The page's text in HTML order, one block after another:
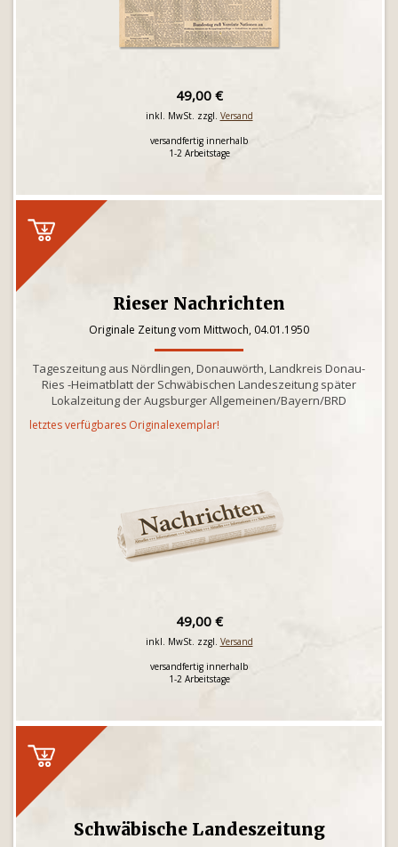
49,00 €
inkl. MwSt. zzgl. Versand
versandfertig innerhalb
1-2 Arbeitstage
Rieser Nachrichten
Originale Zeitung vom Mittwoch, 04.01.1950
Tageszeitung aus Nördlingen, Donauwörth, Landkreis Donau-
Ries -Heimatblatt der Schwäbischen Landeszeitung später
Lokalzeitung der Augsburger Allgemeinen/Bayern/BRD
letztes verfügbares Originalexemplar!
49,00 €
inkl. MwSt. zzgl. Versand
versandfertig innerhalb
1-2 Arbeitstage
Schwäbische Landeszeitung